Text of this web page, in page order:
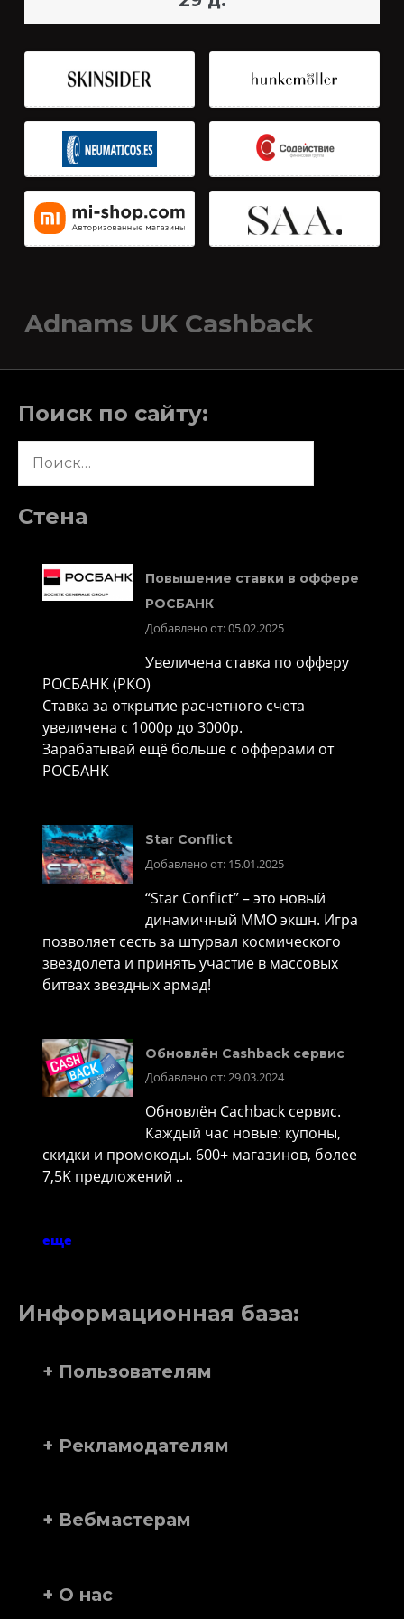
Adnams UK Cashback
Поиск по сайту:
Стена
Повышение ставки в оффере
РОСБАНК
Добавлено от: 05.02.2025
Увеличена ставка по офферу
РОСБАНК (РКО)
Ставка за открытие расчетного счета
увеличена с 1000р до 3000р.
Зарабатывай ещё больше с офферами от
РОСБАНК
Star Conflict
Добавлено от: 15.01.2025
“Star Conflict” – это новый
динамичный MMO экшн. Игра
позволяет сесть за штурвал космического
звездолета и принять участие в массовых
битвах звездных армад!
Обновлён Cashback сервис
Добавлено от: 29.03.2024
Обновлён Cachback сервис.
Каждый час новые: купоны,
скидки и промокоды. 600+ магазинов, более
7,5K предложений ..
еще
Информационная база:
+ Пользователям
+ Рекламодателям
+ Вебмастерам
+ О нас